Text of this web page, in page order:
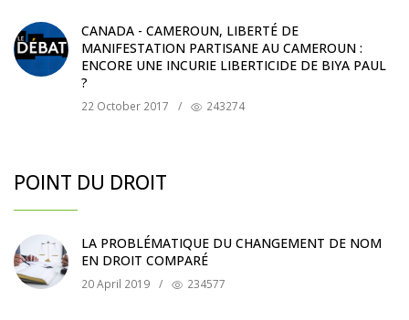
CANADA - CAMEROUN, LIBERTÉ DE
MANIFESTATION PARTISANE AU CAMEROUN :
ENCORE UNE INCURIE LIBERTICIDE DE BIYA PAUL
?
22 October 2017 / 243274
POINT DU DROIT
LA PROBLÉMATIQUE DU CHANGEMENT DE NOM
EN DROIT COMPARÉ
20 April 2019 / 234577